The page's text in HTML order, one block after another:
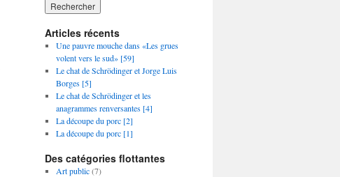
Articles récents
Une pauvre mouche dans «Les grues
volent vers le sud» [59]
Le chat de Schrödinger et Jorge Luis
Borges [5]
Le chat de Schrödinger et les
anagrammes renversantes [4]
La découpe du porc [2]
La découpe du porc [1]
Des catégories flottantes
Art public(7)